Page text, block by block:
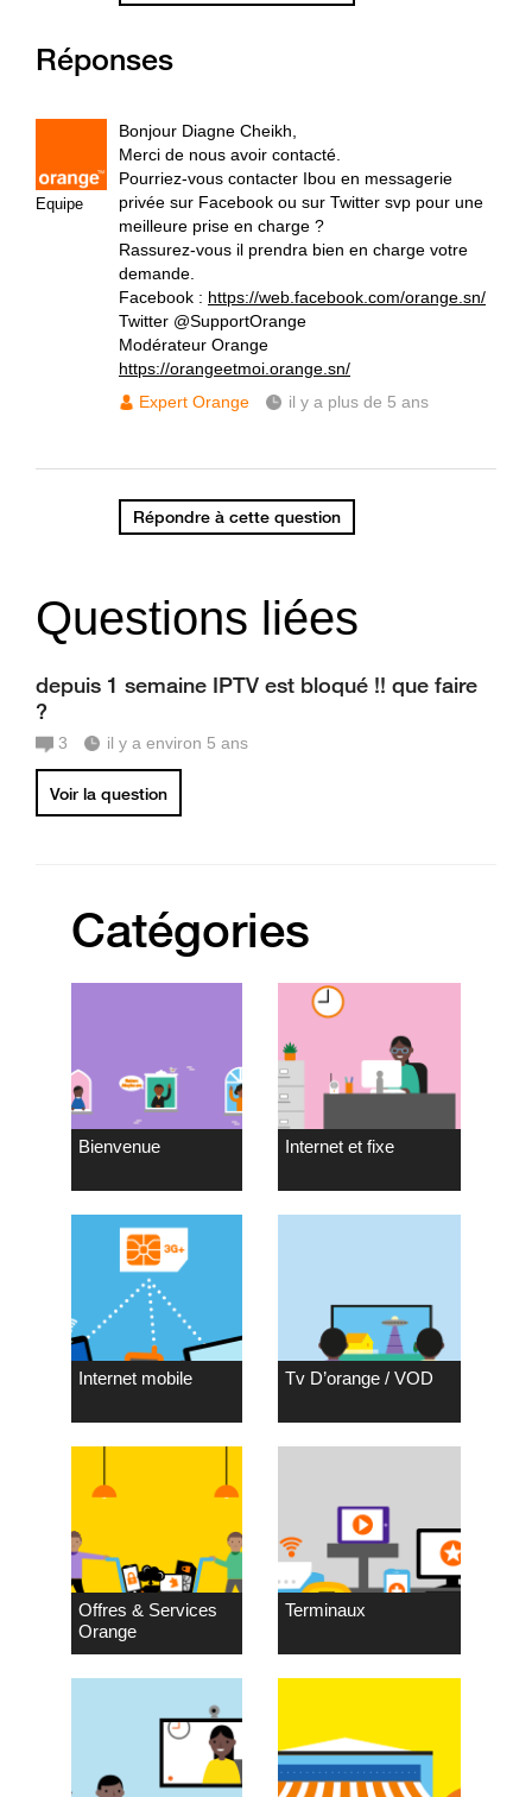
Réponses
Equipe
Bonjour Diagne Cheikh,
Merci de nous avoir contacté.
Pourriez-vous contacter Ibou en messagerie
privée sur Facebook ou sur Twitter svp pour une
meilleure prise en charge ?
Rassurez-vous il prendra bien en charge votre
demande.
Facebook : https://web.facebook.com/orange.sn/
Twitter @SupportOrange
Modérateur Orange
https://orangeetmoi.orange.sn/
Expert Orange
il y a plus de 5 ans
Répondre à cette question
Questions liées
depuis 1 semaine IPTV est bloqué !! que faire
?
3 il y a environ 5 ans
Voir la question
Catégories
Bienvenue Internet et fixe
Internet mobile Tv D’orange / VOD
Offres & Services
Orange
Terminaux